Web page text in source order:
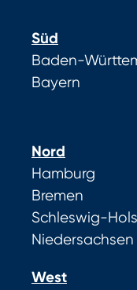
Süd
Baden-
Bayern
Nord
Hamburg
Bremen
Schleswig-
Niedersachsen
West